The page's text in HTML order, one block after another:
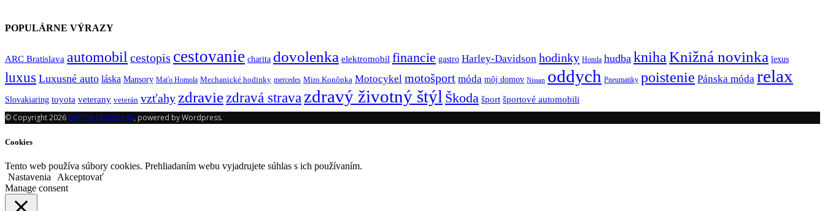
POPULÁRNE VÝRAZY
ARC Bratislava automobil cestopis cestovanie charita dovolenka elektromobil financie gastro Harley-Davidson hodinky Honda hudba kniha Knižná novinka lexus
luxus Luxusné auto láska Mansory Maťo Homola Mechanické hodinky mercedes Miro Konôpka Motocykel motošport móda môj domov Nissan oddych Pneumatiky poistenie Pánska móda relax
Slovakiaring toyota veterany veterán vzťahy zdravie zdravá strava zdravý životný štýl Škoda šport športové automobili
© Copyright 2026 Len Pre Chlapov.sk, powered by Wordpress.
Cookies
Tento web používa súbory cookies. Prehliadaním webu vyjadrujete súhlas s ich používaním.
Nastavenia
Akceptovať
Manage consent